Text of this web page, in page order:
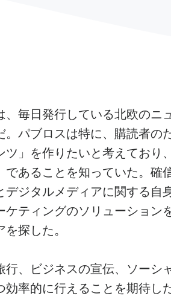
毎日発行している北欧のニ
パブロスは特に、購読者の
ツ」を作りたいと考えており
あることを知っていた。確
ジタルメディアに関する自
ティングのソリューション
探した。
、ビジネスの宣伝、ソーシ
効率的に行えることを期待し